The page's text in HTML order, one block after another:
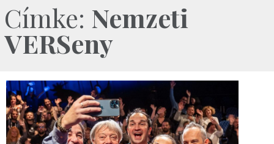
Címke: Nemzeti
VERSeny